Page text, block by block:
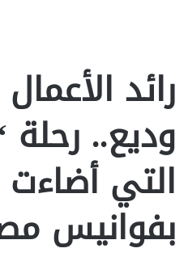
رائد
وديع.. رحلة
التي
بفوانيس